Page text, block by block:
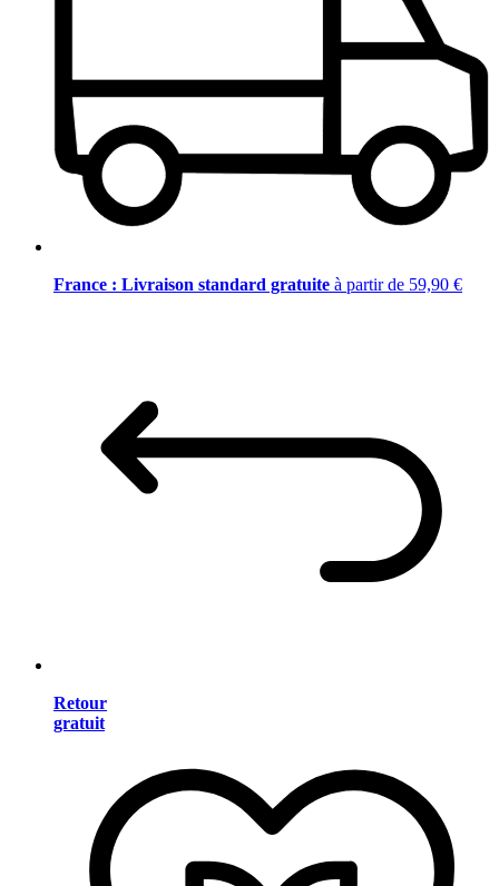
France : Livraison standard gratuite à partir de 59,90 €
Retour
gratuit